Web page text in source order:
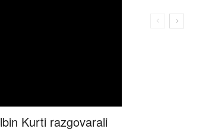
Kurti razgovarali